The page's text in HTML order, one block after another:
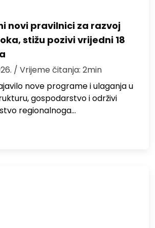
novi pravilnici za razvoj
stižu pozivi vrijedni 18
/ Vrijeme čitanja: 2min
nove programe i ulaganja u
gospodarstvo i održivi
regionalnoga…